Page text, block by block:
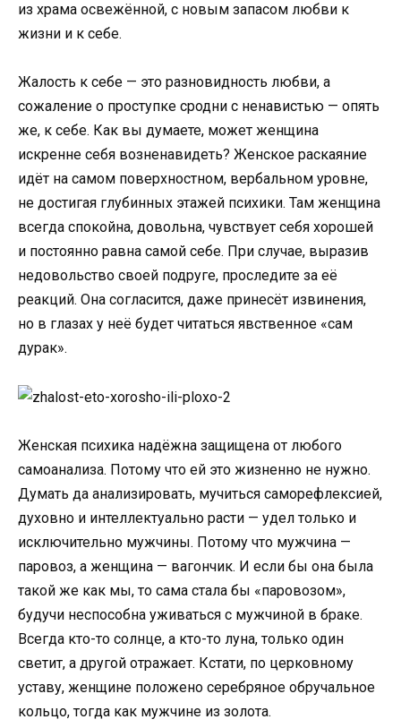
из храма освежённой, с новым запасом любви к
жизни и к себе.
Жалость к себе — это разновидность любви, а
сожаление о проступке сродни с ненавистью — опять
же, к себе. Как вы думаете, может женщина
искренне себя возненавидеть? Женское раскаяние
идёт на самом поверхностном, вербальном уровне,
не достигая глубинных этажей психики. Там женщина
всегда спокойна, довольна, чувствует себя хорошей
и постоянно равна самой себе. При случае, выразив
недовольство своей подруге, проследите за её
реакций. Она согласится, даже принесёт извинения,
но в глазах у неё будет читаться явственное «сам
дурак».
Женская психика надёжна защищена от любого
самоанализа. Потому что ей это жизненно не нужно.
Думать да анализировать, мучиться саморефлексией,
духовно и интеллектуально расти — удел только и
исключительно мужчины. Потому что мужчина —
паровоз, а женщина — вагончик. И если бы она была
такой же как мы, то сама стала бы «паровозом»,
будучи неспособна уживаться с мужчиной в браке.
Всегда кто-то солнце, а кто-то луна, только один
светит, а другой отражает. Кстати, по церковному
уставу, женщине положено серебряное обручальное
кольцо, тогда как мужчине из золота.